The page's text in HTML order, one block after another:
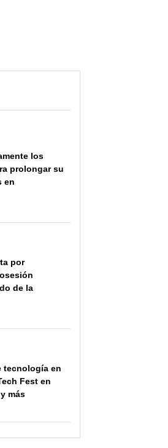
los
prolongar su
en
por
de la
tecnología en
Fest en
más